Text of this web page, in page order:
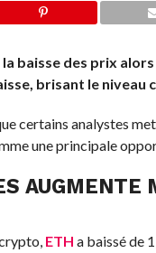
baisse des prix
brisant le niveau
certains analystes
une principale
AUGMENTE
ETH a baissé de